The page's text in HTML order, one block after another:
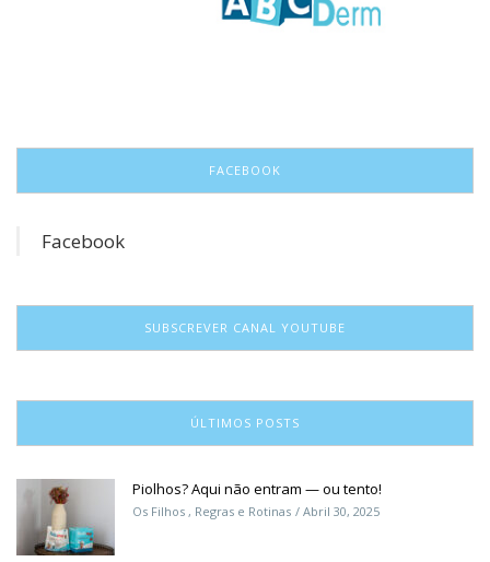
FACEBOOK
Facebook
SUBSCREVER CANAL YOUTUBE
ÚLTIMOS POSTS
Piolhos? Aqui não entram — ou tento!
Os Filhos , Regras e Rotinas Abril 30, 2025